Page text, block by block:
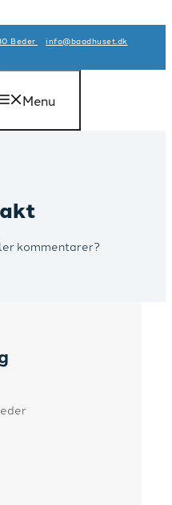
Beder
info@baadhuset.dk​
Menu
kommentarer?